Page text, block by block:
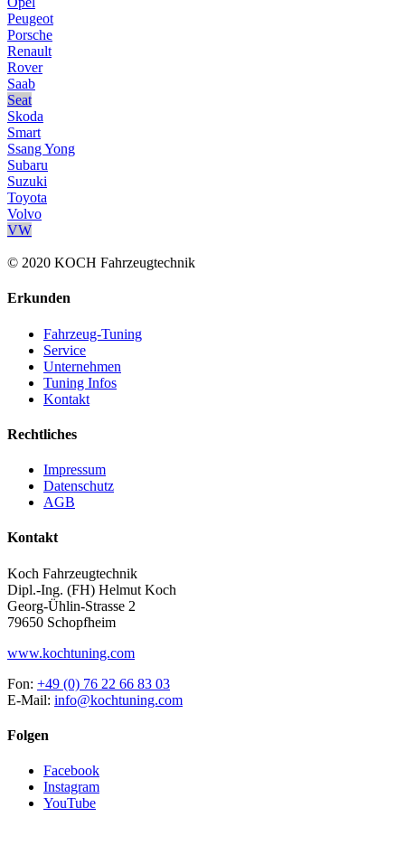
Peugeot
Porsche
Renault
Rover
Saab
Seat
Skoda
Smart
Ssang Yong
Subaru
Suzuki
Toyota
Volvo
VW
© 2020 KOCH Fahrzeugtechnik
Erkunden
Fahrzeug-Tuning
Service
Unternehmen
Tuning Infos
Kontakt
Rechtliches
Impressum
Datenschutz
AGB
Kontakt
Koch Fahrzeugtechnik
Dipl.-Ing. (FH) Helmut Koch
Georg-Ühlin-Strasse 2
79650 Schopfheim
www.kochtuning.com
Fon: +49 (0) 76 22 66 83 03
E-Mail: info@kochtuning.com
Folgen
Facebook
Instagram
YouTube